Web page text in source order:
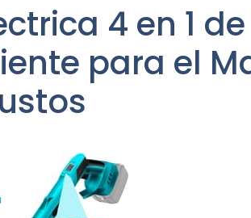
4 en 1
para el